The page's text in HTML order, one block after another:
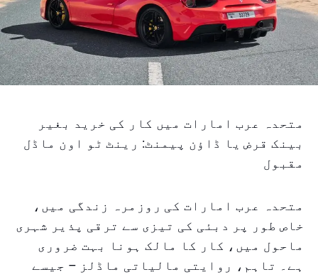
متحدہ عرب امارات میں کار کی خرید بغیر
بینک قرض یا ڈاؤن پیمنٹ: رینٹ ٹو اون ماڈل
مقبول
متحدہ عرب امارات کی روزمرہ زندگی میں،
خاص طور پر دبئی کی تیزی سے ترقی پذیر شہری
ماحول میں، کار کا مالک ہونا بہت ضروری
ہے۔ تاہم، روایتی مالیاتی ماڈلز – جیسے